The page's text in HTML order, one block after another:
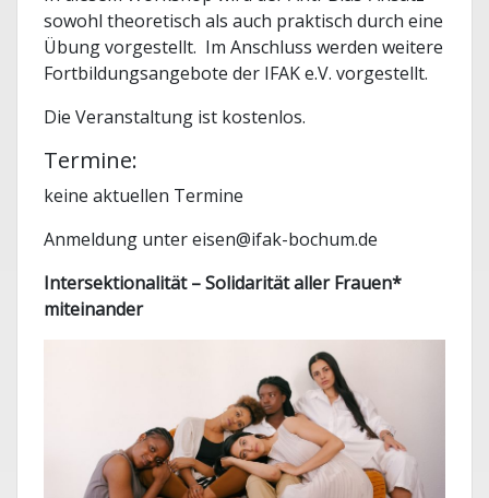
sowohl theoretisch als auch praktisch durch eine
Übung vorgestellt. Im Anschluss werden weitere
Fortbildungsangebote der IFAK e.V. vorgestellt.
Die Veranstaltung ist kostenlos.
Termine:
keine aktuellen Termine
Anmeldung unter eisen@ifak-bochum.de
Intersektionalität – Solidarität aller Frauen*
miteinander